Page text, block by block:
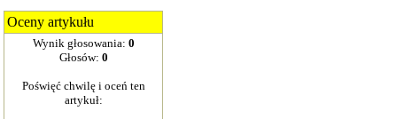
Oceny artykułu
Wynik głosowania: 0
Głosów: 0
Poświęć chwilę i oceń ten
artykuł: